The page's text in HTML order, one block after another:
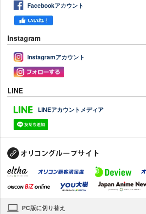
Facebookアカウント
Instagram
Instagramアカウント
LINE
LINEアカウントメディア
PC版に切り替え